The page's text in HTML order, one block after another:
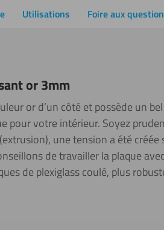
Utilisations Foire aux
or 3mm
or d’un côté et possède un
pour votre intérieur. Soyez
une tension a été
de travailler la plaque
de plexiglass coulé, plus